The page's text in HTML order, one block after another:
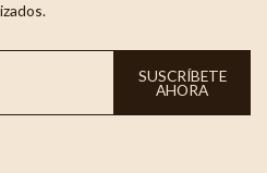
SUSCRÍBETE
AHORA